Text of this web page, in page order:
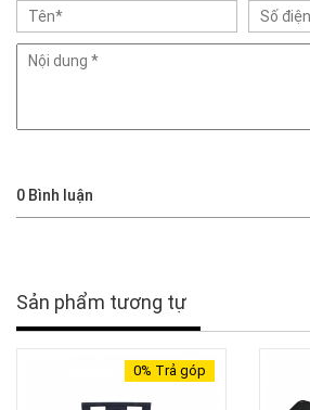
0 Bình luận
Sản phẩm tương tự
0% Trả góp